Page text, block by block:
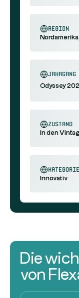
Region
Jahrgang
Odyssey
Zustand
In den
Kategorie
Innovativ
Die
von